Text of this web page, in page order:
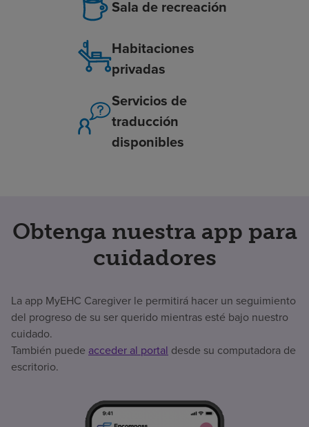
Sala de recreación
Habitaciones
privadas
Servicios de
traducción
disponibles
Obtenga nuestra app para
cuidadores
La app MyEHC Caregiver le permitirá hacer un seguimiento
del progreso de su ser querido mientras esté bajo nuestro
cuidado.
También puede acceder al portal desde su computadora de
escritorio.